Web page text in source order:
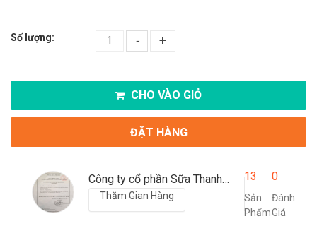
Số lượng: - +
CHO VÀO GIỎ
ĐẶT HÀNG
Công ty cổ phần Sữa Thanh Hóa
Thăm Gian Hàng
13
Sản
Phẩm
0
Đánh
Giá